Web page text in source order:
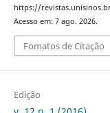
https://
Acesso em: 7 ago. 2026.
Fomatos de Citação
Edição